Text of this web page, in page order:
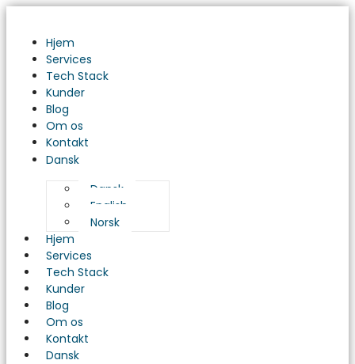
Hjem
Services
Tech Stack
Kunder
Blog
Om os
Kontakt
Dansk
Dansk
English
Norsk
Hjem
Services
Tech Stack
Kunder
Blog
Om os
Kontakt
Dansk
AI-
udvikling:
Den
næste
grænse
inden
softwareudvikling